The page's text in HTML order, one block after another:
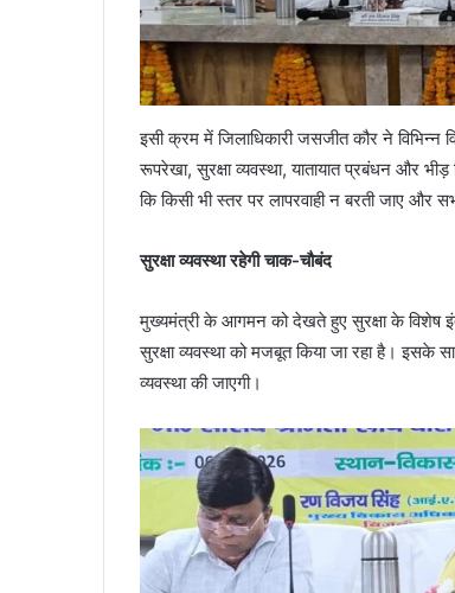
इसी क्रम में जिलाधिकारी जसजीत कौर ने विभिन्न
रूपरेखा, सुरक्षा व्यवस्था, यातायात प्रबंधन और
कि किसी भी स्तर पर लापरवाही न बरती जाए और
सुरक्षा व्यवस्था रहेगी चाक-चौबंद
मुख्यमंत्री के आगमन को देखते हुए सुरक्षा के विशेष
सुरक्षा व्यवस्था को मजबूत किया जा रहा है। इसके
व्यवस्था की जाएगी।